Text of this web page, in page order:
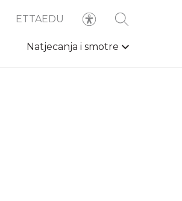
ETTAEDU
Natjecanja i smotre